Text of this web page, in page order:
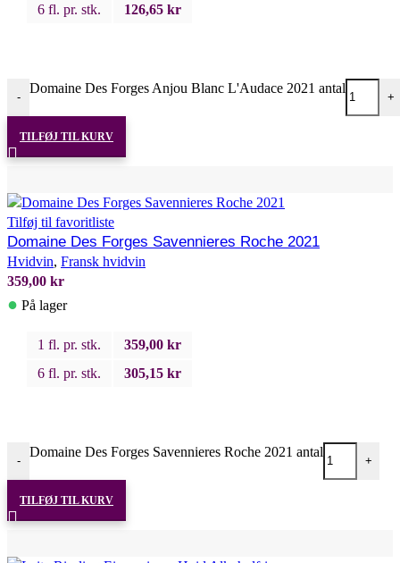
6 fl. pr. stk.
126,65 kr
-
Domaine Des Forges Anjou Blanc L'Audace 2021 antal
+
TILFØJ TIL KURV
Tilføj til favoritliste
Domaine Des Forges Savennieres Roche 2021
Hvidvin, Fransk hvidvin
359,00 kr
● På lager
1 fl. pr. stk. 359,00 kr
6 fl. pr. stk.
305,15 kr
-
Domaine Des Forges Savennieres Roche 2021 antal
+
TILFØJ TIL KURV